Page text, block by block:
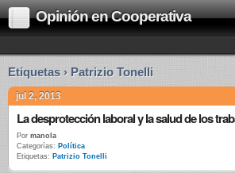
Opinión en Cooperativa
Etiquetas › Patrizio Tonelli
jul 2, 2013
Por manola
Categorías: Política
Etiquetas: Patrizio Tonelli